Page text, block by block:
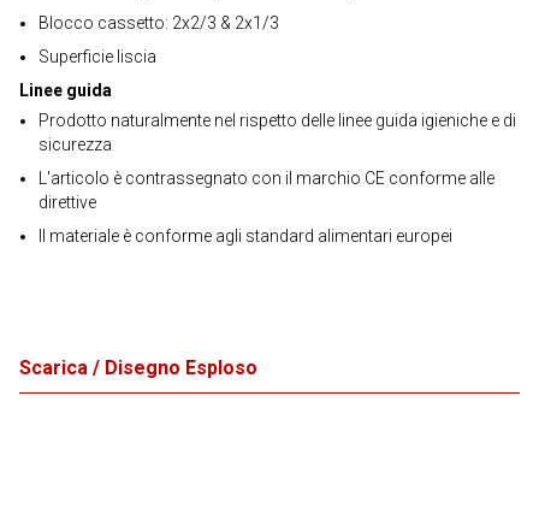
Blocco cassetto: 2x2/3 & 2x1/3
Superficie liscia
Linee guida
Prodotto naturalmente nel rispetto delle linee guida igieniche e di
sicurezza
L'articolo è contrassegnato con il marchio CE conforme alle
direttive
Il materiale è conforme agli standard alimentari europei
Scarica / Disegno Esploso